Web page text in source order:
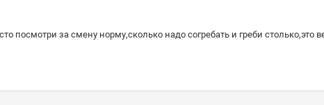
посмотри за смену норму,сколько надо согребать и греби столько,это